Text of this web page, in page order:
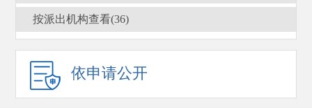
期货监管(1296)
债券监管(3663)
行政执法(3269)
行政复议(1540)
按派出机构查看(36)
依申请公开